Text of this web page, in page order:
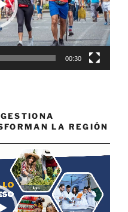
00:30
LA REGIÓN